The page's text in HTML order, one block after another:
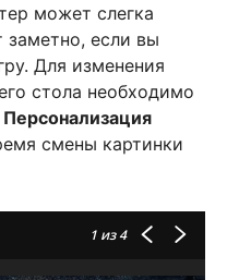
может слегка
заметно, если вы
Для изменения
стола необходимо
смены картинки
1 из 4